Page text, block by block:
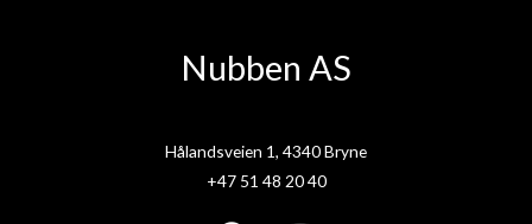
Nubben AS
Hålandsveien 1, 4340 Bryne
+47 51 48 20 40